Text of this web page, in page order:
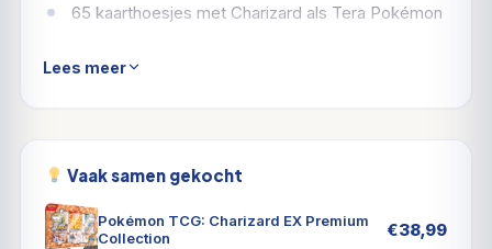
65 kaarthoesjes met Charizard als Tera Pokémon
Charizard ex!Charizard ex vernietigt de voorsprong
van de tegenstander met de sluwe vuurkracht van
een Darkness-type Pokémon! Evolueer hem uit
Lees meer
Vaak samen gekocht
Pokémon TCG: Charizard EX Premium
Collection
€38,99